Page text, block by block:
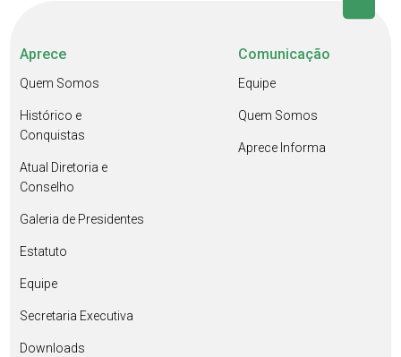
Aprece
Quem Somos
Histórico e
Conquistas
Atual Diretoria e
Conselho
Galeria de Presidentes
Estatuto
Equipe
Secretaria Executiva
Downloads
Comunicação
Equipe
Quem Somos
Aprece Informa